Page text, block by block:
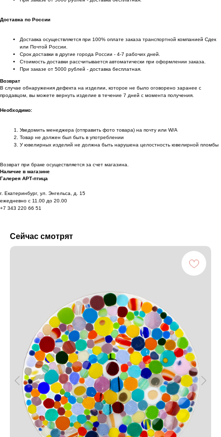
Доставка по России
Доставка осуществляется при 100% оплате заказа транспортной компанией Сдек
или Почтой России.
Срок доставки в другие города России - 4-7 рабочих дней.
Стоимость доставки рассчитывается автоматически при оформлении заказа.
При заказе от 5000 рублей - доставка бесплатная.
Возврат
В случае обнаружения дефекта на изделии, которое не было оговорено заранее с
продавцом, вы можете вернуть изделие в течение 7 дней с момента получения.
Необходимо:
Уведомить менеджера (отправить фото товара) на почту или W/А
Товар не должен был быть в употреблении
У ювелирных изделий не должна быть нарушена целостность ювелирной пломбы
Возврат при браке осуществляется за счет магазина.
Наличие в магазине
Галерея АРТ-птица
г. Екатеринбург, ул. Энгельса, д. 15
ежедневно с 11.00 до 20.00
+7 343 220 66 51
Сейчас смотрят